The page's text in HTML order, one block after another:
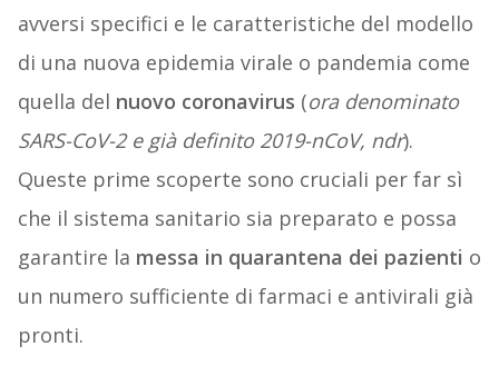
avversi specifici e le caratteristiche del modello
di una nuova epidemia virale o pandemia come
quella del nuovo coronavirus (ora denominato
SARS-CoV-2 e già definito 2019-nCoV, ndr).
Queste prime scoperte sono cruciali per far sì
che il sistema sanitario sia preparato e possa
garantire la messa in quarantena dei pazienti o
un numero sufficiente di farmaci e antivirali già
pronti.